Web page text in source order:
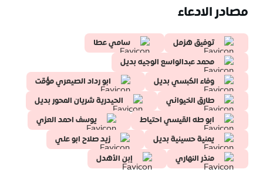
مصادر الادعاء
توفيق هزمل
سامي عطا
محمد عبدالواسع الوجيه بديل
وفاء الكبسي بديل
ابو رداد الصيعري مؤقت
طارق الخيواني
الحيدرية شريان المحور بديل
ابو طه القيسي احتياط
يوسف احمد العزي
يمنية حسينية بديل
زيد صلاح ابو علي
منذر النهاري
إبن الأهدل